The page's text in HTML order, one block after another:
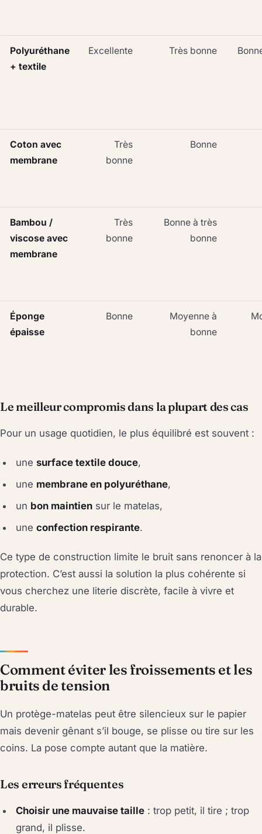
Polyuréthane
+ textile
Excellente Très bonne
Coton avec
membrane
Très
bonne
Bonne
Bambou /
viscose avec
membrane
Très
bonne
Bonne à très
bonne
Éponge
épaisse
Bonne
Moyenne à
bonne
Le meilleur compromis dans la plupart des cas
Pour un usage quotidien, le plus équilibré est souvent :
unesurface textile douce,
une membrane en polyuréthane,
un bon maintien sur le matelas,
uneconfection respirante.
Ce type de construction limite le bruit sans renoncer à la
protection. C’est aussi la solution la plus cohérente si
vous cherchez une literie discrète, facile à vivre et
durable.
Comment éviter les froissements et les
bruits de tension
Un protège-matelas peut être silencieux sur le papier
mais devenir gênant s’il bouge, se plisse ou tire sur les
coins. La pose compte autant que la matière.
Les erreurs fréquentes
Choisir une mauvaise taille : trop petit, il tire ; trop
grand, il plisse.